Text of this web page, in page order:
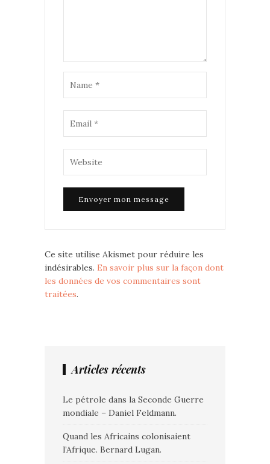
Ce site utilise Akismet pour réduire les
indésirables. En savoir plus sur la façon dont
les données de vos commentaires sont
traitées.
Articles récents
Le pétrole dans la Seconde Guerre
mondiale – Daniel Feldmann.
Quand les Africains colonisaient
l’Afrique. Bernard Lugan.